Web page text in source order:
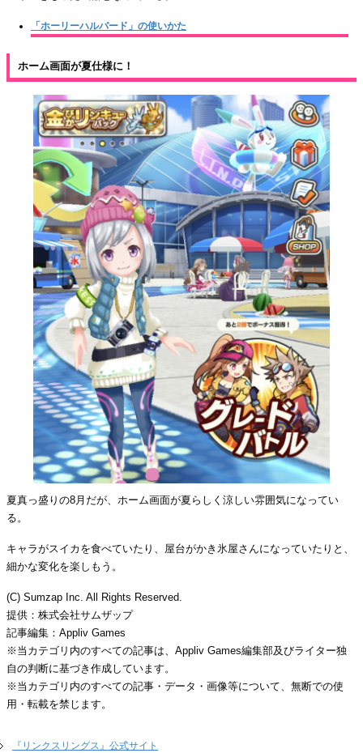
「ホーリーハルバード」の使いかた
ホーム画面が夏仕様に！
夏真っ盛りの8月だが、ホーム画面が夏らしく涼しい雰囲気になってい
る。
キャラがスイカを食べていたり、屋台がかき氷屋さんになっていたりと、
細かな変化を楽しもう。
(C) Sumzap Inc. All Rights Reserved.
提供：株式会社サムザップ
記事編集：Appliv Games
※当カテゴリ内のすべての記事は、Appliv Games編集部及びライター独
自の判断に基づき作成しています。
※当カテゴリ内のすべての記事・データ・画像等について、無断での使
用・転載を禁じます。
『リンクスリングス』公式サイト